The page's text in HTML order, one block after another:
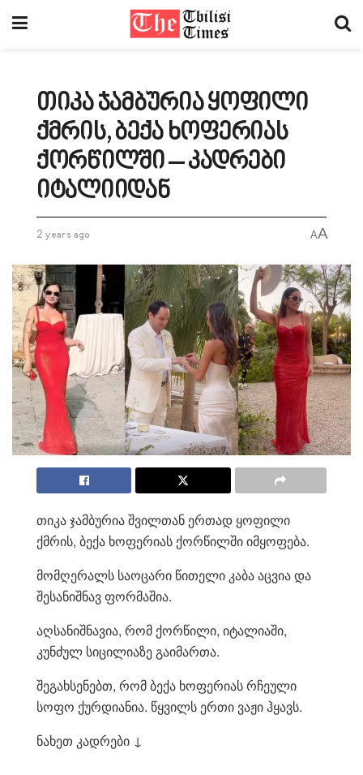
თიკა ჯამბურია ყოფილი
ქმრის, ბექა ხოფერიას
ქორწილში – კადრები
იტალიიდან
2 years ago AA
თიკა ჯამბურია შვილთან ერთად ყოფილი
ქმრის, ბექა ხოფერიას ქორწილში იმყოფება.
მომღერალს საოცარი წითელი კაბა აცვია და
შესანიშნავ ფორმაშია.
აღსანიშნავია, რომ ქორწილი, იტალიაში,
კუნძულ სიცილიაზე გაიმართა.
შეგახსენებთ, რომ ბექა ხოფერიას რჩეული
სოფო ქურდიანია. წყვილს ერთი ვაჟი ჰყავს.
ნახეთ კადრები ↓